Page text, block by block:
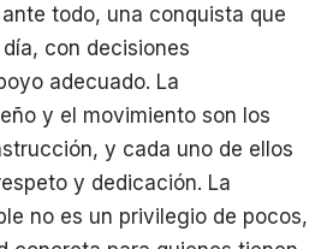
todo, una conquista que
con decisiones
adecuado. La
y el movimiento son los
y cada uno de ellos
y dedicación. La
no es un privilegio de pocos,